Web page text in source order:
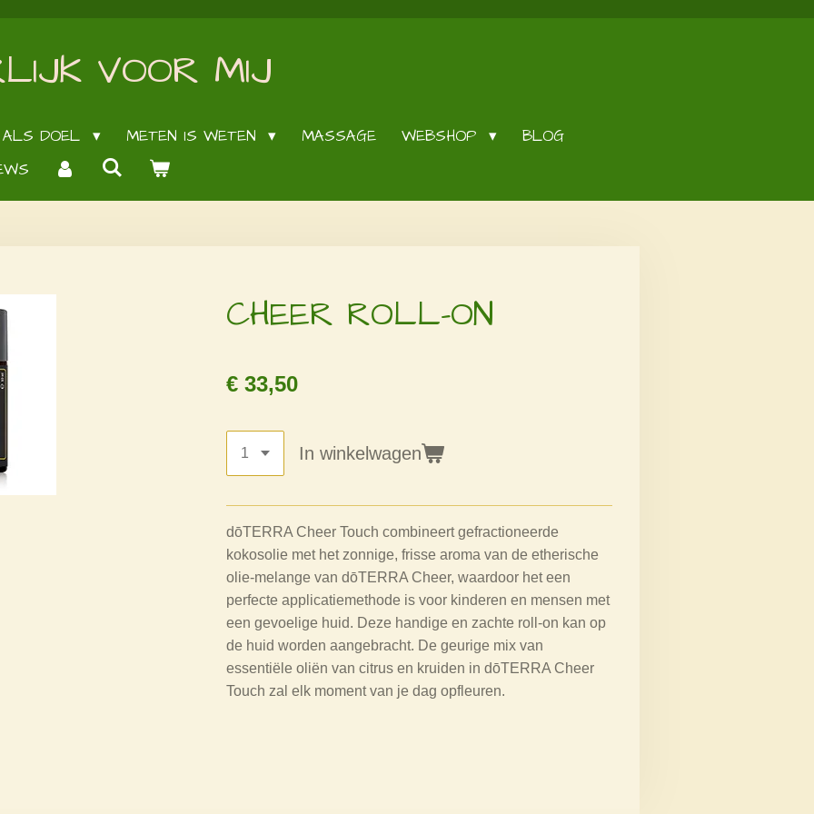
VOOR MIJ
DOEL METEN IS WETEN MASSAGE WEBSHOP
BLOG
CHEER ROLL-ON
€ 33,50
In winkelwagen
dōTERRA Cheer Touch combineert gefractioneerde
kokosolie met het zonnige, frisse aroma van de etherische
olie-melange van dōTERRA Cheer, waardoor het een
perfecte applicatiemethode is voor kinderen en mensen met
een gevoelige huid. Deze handige en zachte roll-on kan op
de huid worden aangebracht. De geurige mix van
essentiële oliën van citrus en kruiden in dōTERRA Cheer
Touch zal elk moment van je dag opfleuren.